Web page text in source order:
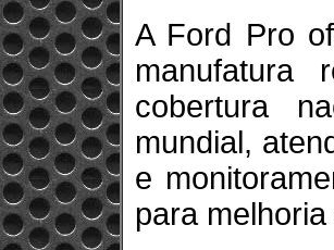
A Ford Pro
manufatura
cobertura
mundial,
e
para